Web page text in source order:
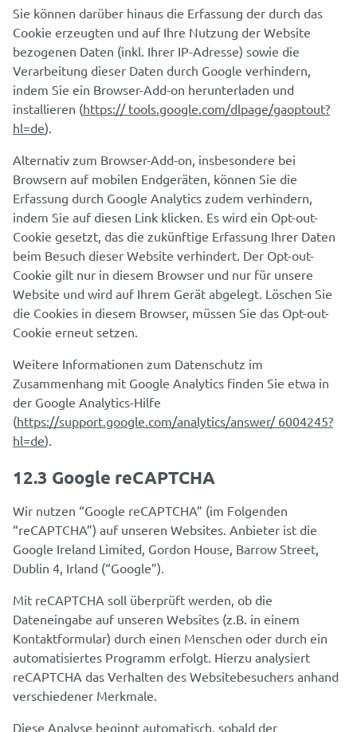
Sie können darüber hinaus die Erfassung der durch das
Cookie erzeugten und auf Ihre Nutzung der Website
bezogenen Daten (inkl. Ihrer IP-Adresse) sowie die
Verarbeitung dieser Daten durch Google verhindern,
indem Sie ein Browser-Add-on herunterladen und
installieren (https:// tools.google.com/dlpage/gaoptout?
hl=de).
Alternativ zum Browser-Add-on, insbesondere bei
Browsern auf mobilen Endgeräten, können Sie die
Erfassung durch Google Analytics zudem verhindern,
indem Sie auf diesen Link klicken. Es wird ein Opt-out-
Cookie gesetzt, das die zukünftige Erfassung Ihrer Daten
beim Besuch dieser Website verhindert. Der Opt-out-
Cookie gilt nur in diesem Browser und nur für unsere
Website und wird auf Ihrem Gerät abgelegt. Löschen Sie
die Cookies in diesem Browser, müssen Sie das Opt-out-
Cookie erneut setzen.
Weitere Informationen zum Datenschutz im
Zusammenhang mit Google Analytics finden Sie etwa in
der Google Analytics-Hilfe
(https://support.google.com/analytics/answer/ 6004245?
hl=de).
12.3 Google reCAPTCHA
Wir nutzen “Google reCAPTCHA” (im Folgenden
“reCAPTCHA”) auf unseren Websites. Anbieter ist die
Google Ireland Limited, Gordon House, Barrow Street,
Dublin 4, Irland (“Google”).
Mit reCAPTCHA soll überprüft werden, ob die
Dateneingabe auf unseren Websites (z.B. in einem
Kontaktformular) durch einen Menschen oder durch ein
automatisiertes Programm erfolgt. Hierzu analysiert
reCAPTCHA das Verhalten des Websitebesuchers anhand
verschiedener Merkmale.
Diese Analyse beginnt automatisch, sobald der